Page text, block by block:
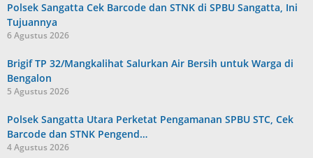
Polsek Sangatta Cek Barcode dan STNK di SPBU Sangatta, Ini
Tujuannya
6 Agustus 2026
Brigif TP 32/Mangkalihat Salurkan Air Bersih untuk Warga di
Bengalon
5 Agustus 2026
Polsek Sangatta Utara Perketat Pengamanan SPBU STC, Cek
Barcode dan STNK Pengend…
4 Agustus 2026